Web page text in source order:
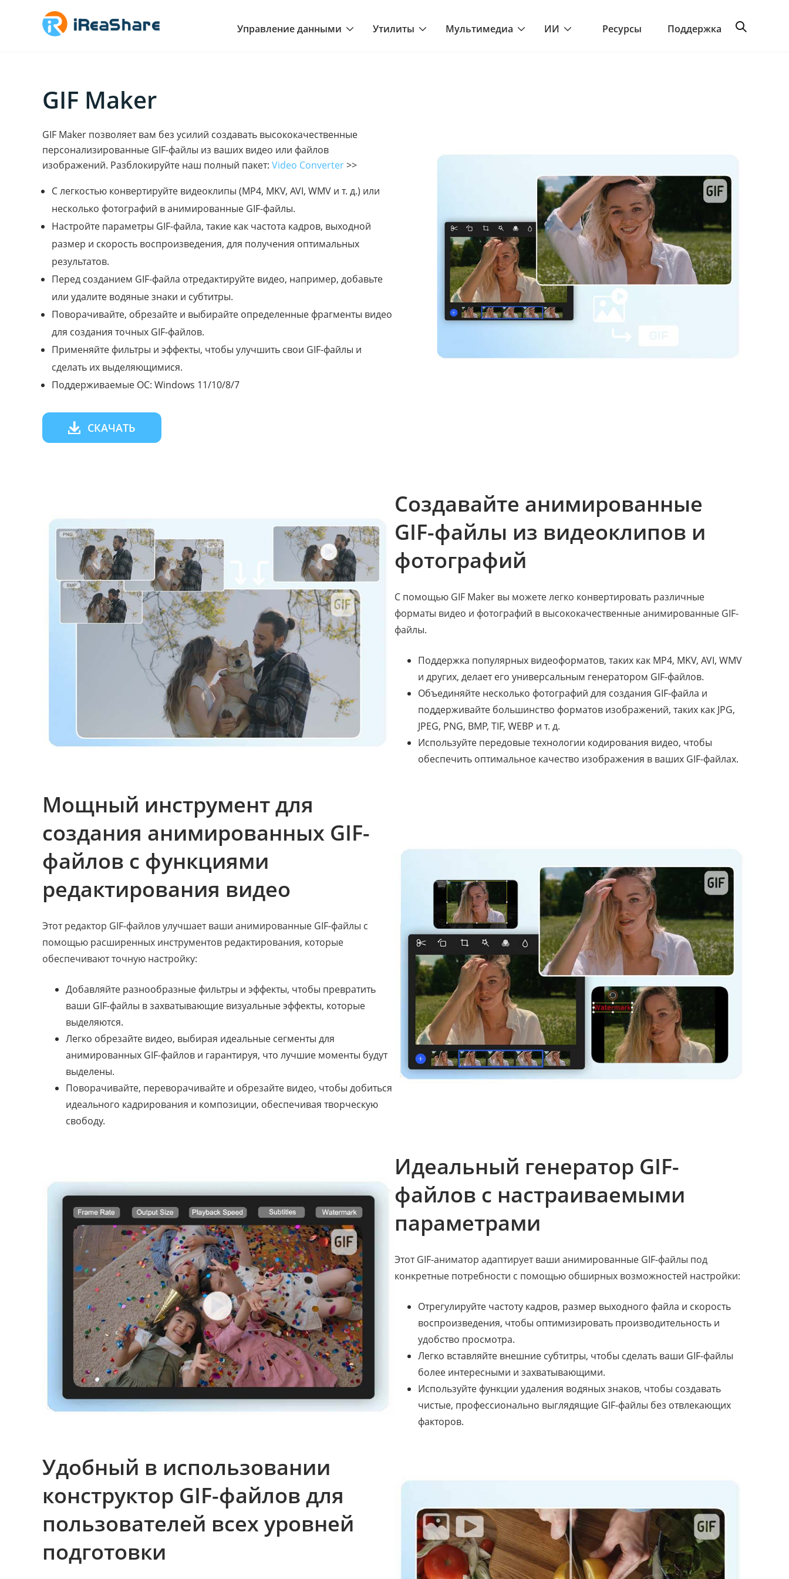
Управление данными Утилиты Мультимедиа ИИ Ресурсы Поддержка
GIF Maker
GIF Maker позволяет вам без усилий создавать высококачественные
персонализированные GIF-файлы из ваших видео или файлов
изображений. Разблокируйте наш полный пакет: Video Converter>>
С легкостью конвертируйте видеоклипы (MP4, MKV, AVI, WMV и т. д.) или
несколько фотографий в анимированные GIF-файлы.
Настройте параметры GIF-файла, такие как частота кадров, выходной
размер и скорость воспроизведения, для получения оптимальных
результатов.
Перед созданием GIF-файла отредактируйте видео, например, добавьте
или удалите водяные знаки и субтитры.
Поворачивайте, обрезайте и выбирайте определенные фрагменты видео
для создания точных GIF-файлов.
Применяйте фильтры и эффекты, чтобы улучшить свои GIF-файлы и
сделать их выделяющимися.
Поддерживаемые ОС: Windows 11/10/8/7
СКАЧАТЬ
Создавайте анимированные
GIF-файлы из видеоклипов и
фотографий
С помощью GIF Maker вы можете легко конвертировать различные
форматы видео и фотографий в высококачественные анимированные GIF-
файлы.
Поддержка популярных видеоформатов, таких как MP4, MKV, AVI, WMV
и других, делает его универсальным генератором GIF-файлов.
Объединяйте несколько фотографий для создания GIF-файла и
поддерживайте большинство форматов изображений, таких как JPG,
JPEG, PNG, BMP, TIF, WEBP и т. д.
Используйте передовые технологии кодирования видео, чтобы
обеспечить оптимальное качество изображения в ваших GIF-файлах.
Мощный инструмент для
создания анимированных GIF-
файлов с функциями
редактирования видео
Этот редактор GIF-файлов улучшает ваши анимированные GIF-файлы с
помощью расширенных инструментов редактирования, которые
обеспечивают точную настройку:
Добавляйте разнообразные фильтры и эффекты, чтобы превратить
ваши GIF-файлы в захватывающие визуальные эффекты, которые
выделяются.
Легко обрезайте видео, выбирая идеальные сегменты для
анимированных GIF-файлов и гарантируя, что лучшие моменты будут
выделены.
Поворачивайте, переворачивайте и обрезайте видео, чтобы добиться
идеального кадрирования и композиции, обеспечивая творческую
свободу.
Идеальный генератор GIF-
файлов с настраиваемыми
параметрами
Этот GIF-аниматор адаптирует ваши анимированные GIF-файлы под
конкретные потребности с помощью обширных возможностей настройки:
Отрегулируйте частоту кадров, размер выходного файла и скорость
воспроизведения, чтобы оптимизировать производительность и
удобство просмотра.
Легко вставляйте внешние субтитры, чтобы сделать ваши GIF-файлы
более интересными и захватывающими.
Используйте функции удаления водяных знаков, чтобы создавать
чистые, профессионально выглядящие GIF-файлы без отвлекающих
факторов.
Удобный в использовании
конструктор GIF-файлов для
пользователей всех уровней
подготовки